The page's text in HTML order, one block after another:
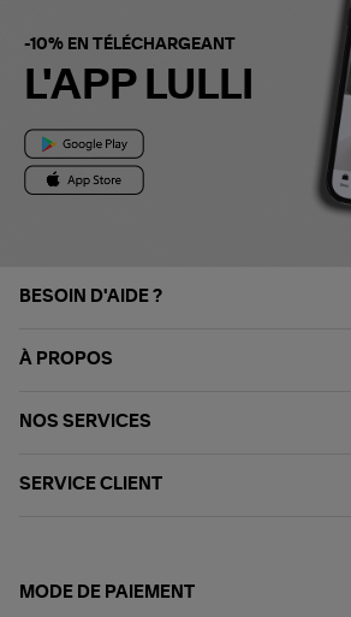
-10% EN TÉLÉCHARGEANT
L'APP LULLI
BESOIN D'AIDE ?
À PROPOS
NOS SERVICES
SERVICE CLIENT
MODE DE PAIEMENT